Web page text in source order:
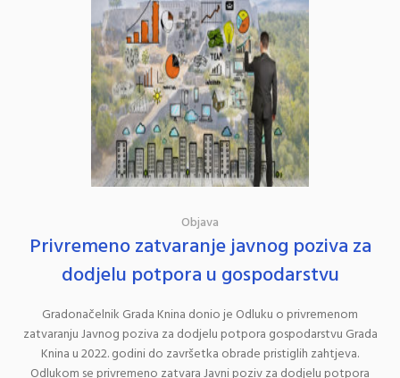
Objava
Privremeno zatvaranje javnog poziva za
dodjelu potpora u gospodarstvu
Gradonačelnik Grada Knina donio je Odluku o privremenom
zatvaranju Javnog poziva za dodjelu potpora gospodarstvu Grada
Knina u 2022. godini do završetka obrade pristiglih zahtjeva.